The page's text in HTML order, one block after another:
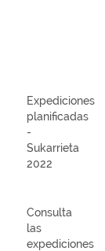
Expediciones
planificadas
-
Sukarrieta
2022
Consulta
las
expediciones